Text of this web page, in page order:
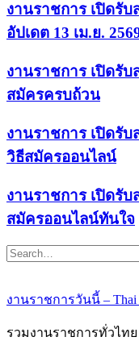
งานราชการ เปิดรับ
อัปเดต 13 เม.ย.
งานราชการ เปิดรั
สมัครครบถ้วน
งานราชการ เปิดรั
วิธีสมัครออนไลน์
งานราชการ เปิดรั
สมัครออนไลน์ทันใจ
Search
งานราชการวันนี้ – Thai
รวมงานราชการทั่วไท